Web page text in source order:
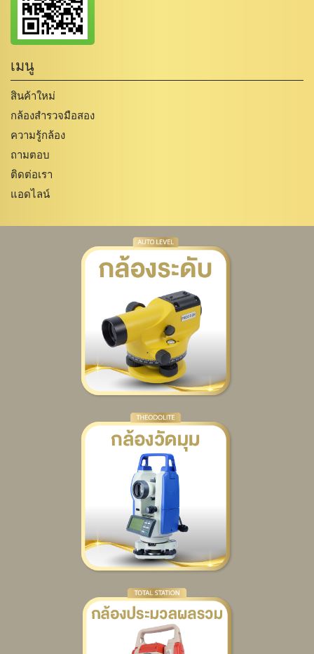
เมนู
สินค้าใหม่
กล้องสำรวจมือสอง
ความรู้กล้อง
ถามตอบ
ติดต่อเรา
แอดไลน์